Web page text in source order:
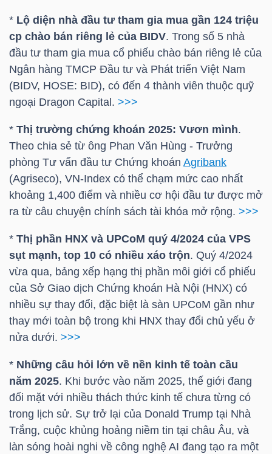
* Lộ diện nhà đầu tư tham gia mua gần 124 triệu
cp chào bán riêng lẻ của BIDV. Trong số 5 nhà
đầu tư tham gia mua cổ phiếu chào bán riêng lẻ của
Ngân hàng TMCP Đầu tư và Phát triển Việt Nam
(BIDV, HOSE: BID), có đến 4 thành viên thuộc quỹ
ngoại Dragon Capital. >>>
* Thị trường chứng khoán 2025: Vươn mình.
Theo chia sẻ từ ông Phan Văn Hùng - Trưởng
phòng Tư vấn đầu tư Chứng khoán Agribank
(Agriseco), VN-Index có thể chạm mức cao nhất
khoảng 1,400 điểm và nhiều cơ hội đầu tư được mở
ra từ câu chuyện chính sách tài khóa mở rộng. >>>
* Thị phần HNX và UPCoM quý 4/2024 của VPS
sụt mạnh, top 10 có nhiều xáo trộn. Quý 4/2024
vừa qua, bảng xếp hạng thị phần môi giới cổ phiếu
của Sở Giao dịch Chứng khoán Hà Nội (HNX) có
nhiều sự thay đổi, đặc biệt là sàn UPCoM gần như
thay mới toàn bộ trong khi HNX thay đổi chủ yếu ở
nửa dưới. >>>
* Những câu hỏi lớn về nền kinh tế toàn cầu
năm 2025. Khi bước vào năm 2025, thế giới đang
đối mặt với nhiều thách thức kinh tế chưa từng có
trong lịch sử. Sự trở lại của Donald Trump tại Nhà
Trắng, cuộc khủng hoảng niềm tin tại châu Âu, và
làn sóng hoài nghi về công nghệ AI đang tạo ra một
SINH
TRÁI
PHIẾU
CỤ
ĐẦU
TƯ
TRUY
XUẤT
DỮ
(-)
VS-
SECTOR